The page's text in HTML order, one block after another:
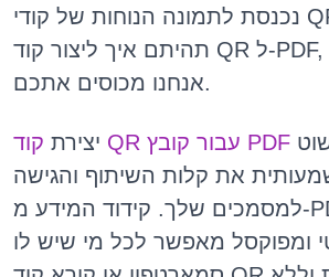
נכנסת לתמונה הנוחות של קודי QR. אם אי פעם
תהיתם איך ליצור קוד QR ל-PDF, אל תפחדו -
אנחנו מכוסים אתכם.
יצירת קוד QR עבור קובץ PDF
את קלות השיתוף והגישה
למסמכים שלך. קידוד המידע מ-PDF שלך לריבוע
ומפוקסל מאפשר לכל מי שיש לו